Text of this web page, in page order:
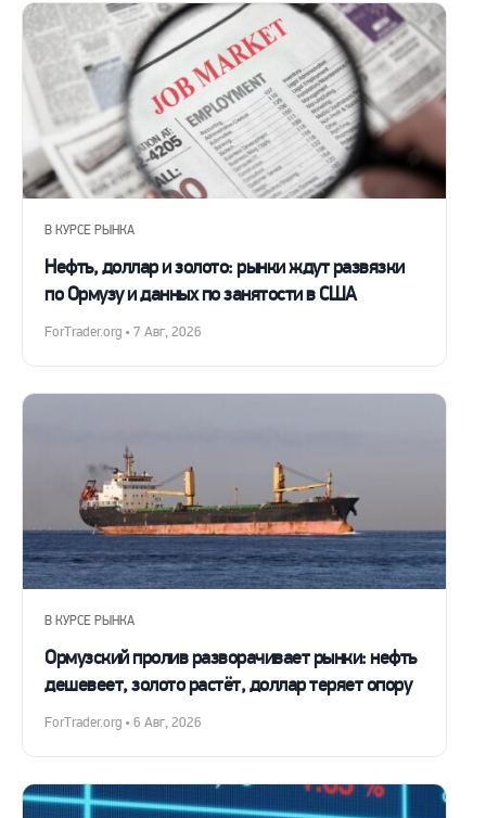
В КУРСЕ РЫНКА
Нефть, доллар и золото: рынки ждут развязки
по Ормузу и данных по занятости в США
ForTrader.org • 7 Авг, 2026
В КУРСЕ РЫНКА
Ормузский пролив разворачивает рынки: нефть
дешевеет, золото растёт, доллар теряет опору
ForTrader.org • 6 Авг, 2026